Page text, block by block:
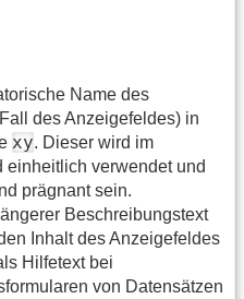
Name des
des Anzeigefeldes) in
xy. Dieser wird im
einheitlich verwendet und
prägnant sein.
Beschreibungstext
Inhalt des Anzeigefeldes
Hilfetext bei
von Datensätzen